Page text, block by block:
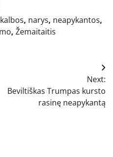
kalbos, narys, neapykantos,
, Žemaitaitis
Next:
Beviltiškas Trumpas kursto
rasinę neapykantą